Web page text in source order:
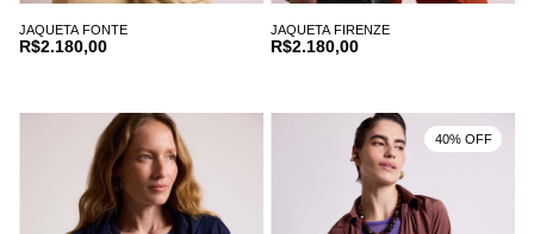
JAQUETA FONTE
R$2.180,00
JAQUETA FIRENZE
R$2.180,00
40% OFF